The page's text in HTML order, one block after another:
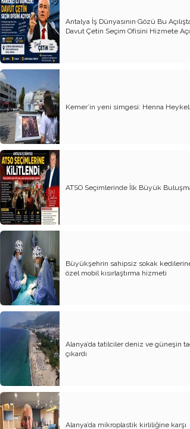
Çok Para, Çok Bela
Geçen Yıldan Akılda Kalanlar
Yeni Yıl Duam
Çağımızın Hastalığı Madde Bağımlılığı
Yürek Burkan İsyanlarım
Organ Nakli ve Bağışı Hakkında
Görüşlerim
Suyumuz Isınıyor Haberiniz Olsun!!
Sözde Kadın Hakları Günü
Engellilerimize Engel Olmayalım
Öğretmenler Günü ve Eğitim
Sistemimiz
Kreşten Üniversiteye Tavsiyelerim
Binalar ve Zinalar
Altın Takı Mağdurları
Protokol
Modifiye Kadınlar
Evliliğin Anatomisi
Diyanet İşleri Hallet Şu İşleri
Mezarcı Hikmet’in Yürek Burkan Hayat
Hikayesi
Antalya İş Dünyasının Gözü Bu
Davut Çetin Seçim Ofisini Hizmete
Kemer’in yeni simgesi: Henna Heykeli
ATSO Seçimlerinde İlk Büyük
Büyükşehrin sahipsiz sokak
özel mobil kısırlaştırma hizmeti
Alanya’da tatilciler deniz ve güneşin
çıkardı
Alanya’da mikroplastik kirliliğine karşı